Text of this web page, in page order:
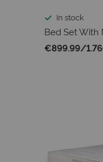
In stock
Bed Set With
€899.99/